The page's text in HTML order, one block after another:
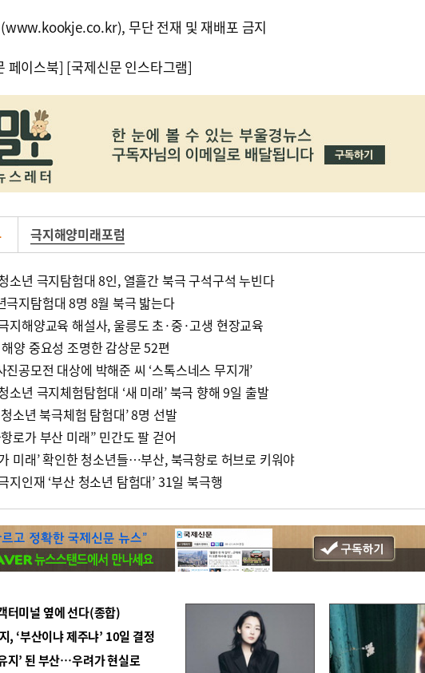
무단 전재 및 재배포 금지
페이스북] [국제신문 인스타그램]
극지해양미래포럼
소년 극지탐험대 8인, 열흘간 북극 구석구석 누빈다
극지탐험대 8명 8월 북극 밟는다
지해양교육 해설사, 울릉도 초·중·고생 현장교육
양 중요성 조명한 감상문 52편
진공모전 대상에 박해준 씨 ‘스톡스네스 무지개’
소년 극지체험탐험대 ‘새 미래’ 북극 향해 9일 출발
청소년 북극체험 탐험대’ 8명 선발
로가 부산 미래” 민간도 팔 걷어
미래’ 확인한 청소년들…부산, 북극항로 허브로 키워야
지인재 ‘부산 청소년 탐험대’ 31일 북극행
터미널 옆에 선다(종합)
‘부산이냐 제주냐’ 10일 결정
지’ 된 부산…우려가 현실로